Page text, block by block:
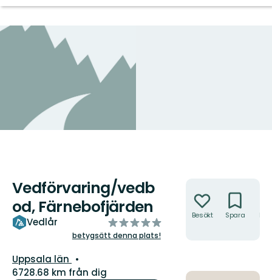
Vedförvaring/vedb
od, Färnebofjärden
Vedlår
av
5
betygsätt denna plats!
Län:
Uppsala län
6728.68 km från dig
Besökt Spara